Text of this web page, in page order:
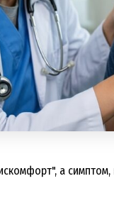
а симптом,